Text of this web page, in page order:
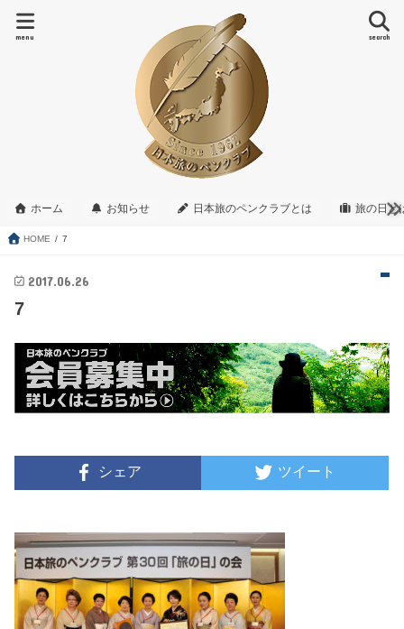
search
menu
ホーム お知らせ 日本旅のペンクラブとは 旅の日と
HOME 7
2017.06.26
7
シェア ツイート